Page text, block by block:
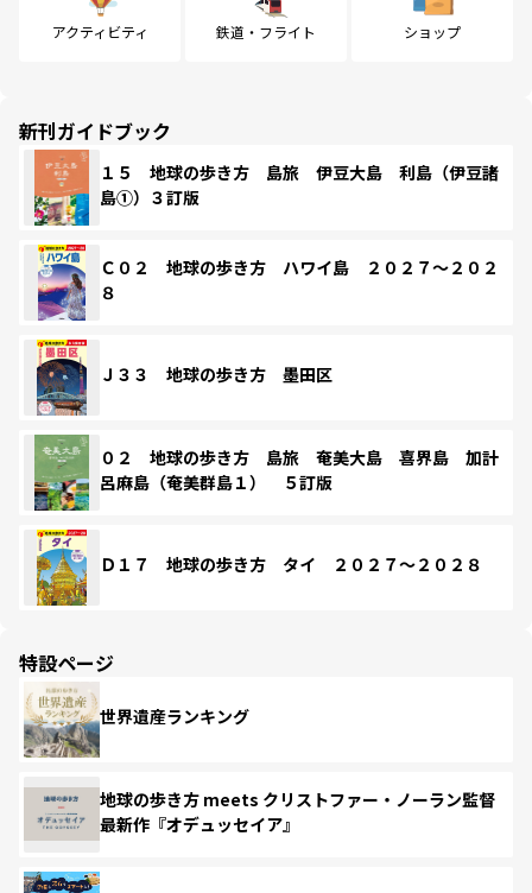
アクティビティ 鉄道・フライト ショップ
新刊ガイドブック
１５ 地球の歩き方 島旅 伊豆大島 利島（伊豆諸
島①）３訂版
Ｃ０２ 地球の歩き方 ハワイ島 ２０２７～２０２
８
Ｊ３３ 地球の歩き方 墨田区
０２ 地球の歩き方 島旅 奄美大島 喜界島 加計
呂麻島（奄美群島１） ５訂版
Ｄ１７ 地球の歩き方 タイ ２０２７～２０２８
特設ページ
世界遺産ランキング
地球の歩き方 meets クリストファー・ノーラン監督
最新作『オデュッセイア』